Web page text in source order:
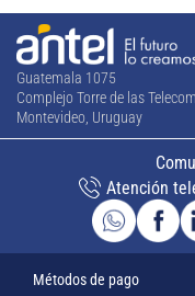
Guatemala 1075
Complejo Torre de las
Montevideo, Uruguay
Atención
Métodos de pago